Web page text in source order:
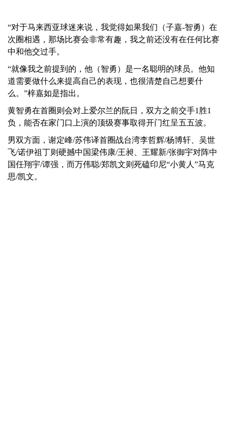
“对于马来西亚球迷来说，我觉得如果我们（子嘉-智勇）在
次圈相遇，那场比赛会非常有趣，我之前还没有在任何比赛
中和他交过手。
“就像我之前提到的，他（智勇）是一名聪明的球员。他知
道需要做什么来提高自己的表现，也很清楚自己想要什
么。”梓嘉如是指出。
黄智勇在首圈则会对上爱尔兰的阮日，双方之前交手1胜1
负，能否在家门口上演的顶级赛事取得开门红呈五五波。
男双方面，谢定峰/苏伟译首圈战台湾李哲辉/杨博轩、吴世
飞/诺伊祖丁则硬撼中国梁伟康/王昶、王耀新/张御宇对阵中
国任翔宇/谭强，而万伟聪/郑凯文则死磕印尼“小黄人”马克
思/凯文。